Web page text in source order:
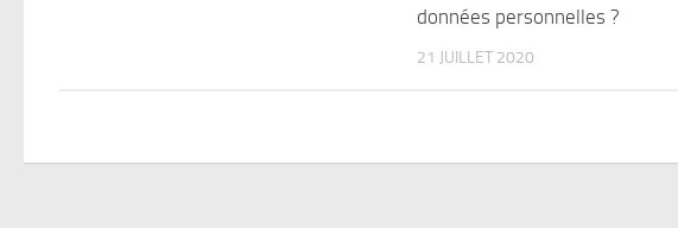
données personnelles ?
21 JUILLET 2020